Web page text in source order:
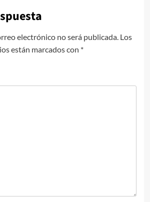
electrónico no será publicada. Los
están marcados con *